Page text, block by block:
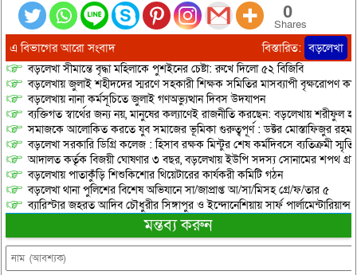
0
Shares
এ বিভাগের আরো সংবাদ বিস্তারিত: বড়লেখা
বড়লেখা সীমান্তে বৃদ্ধা মহিলাকে পুশইনের চেষ্টা: রুখে দিলো ৫২ বিজিবি
বড়লেখায় জুলাই শহীদদের স্মরণে সহকারী শিক্ষক সমিতির মাসব্যাপী বৃক্ষরোপণ
বড়লেখায় নানা কর্মসূচিতে জুলাই গণঅভ্যুত্থান দিবস উদযাপন
ব্যক্তিগত স্বার্থের জন্য নয়, মানুষের কল্যাণেই রাজনীতি করছেন: বড়লেখায় শরীফুল
সমাজকে আলোকিত করতে যুব সমাজের ভূমিকা গুরুত্বপূর্ণ : ডক্টর মোস্তাফিজুর
বড়লেখা সরকারি ডিগ্রি কলেজ : হিসাব রক্ষক মিন্টুর শেষ কর্মদিবসে ব্যতিক্রমী
আদালত কর্তৃক বিজয়ী ঘোষণার ৩ বছর, বড়লেখায় ইউপি সদস্য সোনামের শপথ
বড়লেখায় পাতাকুঁড়ি শিশুকিশোর থিয়েটারের কার্যকরী কমিটি গঠন
বড়লেখা থানা পুলিশের বিশেষ অভিযানে সা/জাপ্রাপ্ত আ/সা/মিসহ গ্রে/ফ/তার ৫
ব্যারিস্টার জহরত আদিব চৌধুরীর সিঙ্গাপুর ও ইন্দোনেশিয়ায় সার্ফ পার্লামেন্টারিয়ান্স
মন্তব্য করুন